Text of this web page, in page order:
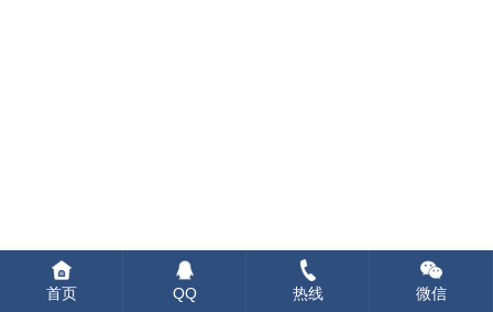
首页 QQ 热线 微信